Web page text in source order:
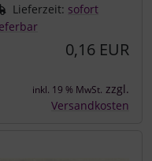
Lieferzeit: sofort
0,16 EUR
inkl. 19 % MwSt. zzgl.
Versandkosten